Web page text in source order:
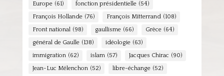
Europe (61) fonction présidentielle (54)
François Hollande (76) François Mitterrand (108)
Front national (98) gaullisme (66) Grèce (64)
général de Gaulle (138) idéologie (63)
immigration (62) islam (57) Jacques Chirac (90)
Jean-Luc Mélenchon (52) libre-échange (52)